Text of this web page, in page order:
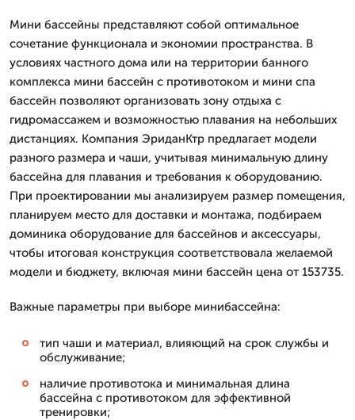
Мини бассейны представляют собой оптимальное
сочетание функционала и экономии пространства. В
условиях частного дома или на территории банного
комплекса мини бассейн с противотоком и мини спа
бассейн позволяют организовать зону отдыха с
гидромассажем и возможностью плавания на небольших
дистанциях. Компания ЭриданКтр предлагает модели
разного размера и чаши, учитывая минимальную длину
бассейна для плавания и требования к оборудованию.
При проектировании мы анализируем размер помещения,
планируем место для доставки и монтажа, подбираем
доминика оборудование для бассейнов и аксессуары,
чтобы итоговая конструкция соответствовала желаемой
модели и бюджету, включая мини бассейн цена от 153735.
Важные параметры при выборе минибассейна:
тип чаши и материал, влияющий на срок службы и
обслуживание;
наличие противотока и минимальная длина
бассейна с противотоком для эффективной
тренировки;